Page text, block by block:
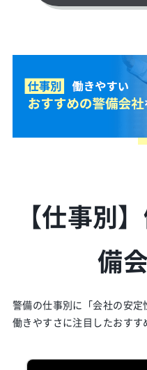
【仕事別
備
警備の仕事別に「会社の安定
働きやすさに注目したおすす